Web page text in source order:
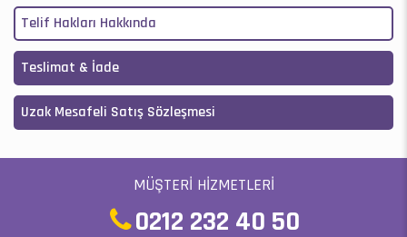
Telif Hakları Hakkında
Teslimat & İade
Uzak Mesafeli Satış Sözleşmesi
MÜŞTERİ HİZMETLERİ
0212 232 40 50